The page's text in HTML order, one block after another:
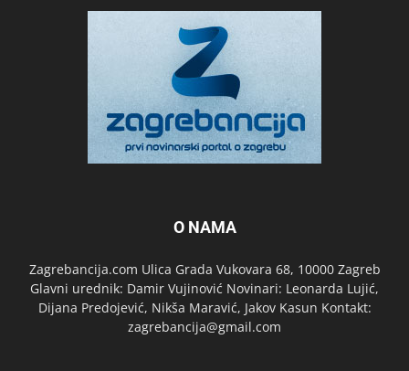
O NAMA
Zagrebancija.com Ulica Grada Vukovara 68, 10000 Zagreb
Glavni urednik: Damir Vujinović Novinari: Leonarda Lujić,
Dijana Predojević, Nikša Maravić, Jakov Kasun Kontakt:
zagrebancija@gmail.com